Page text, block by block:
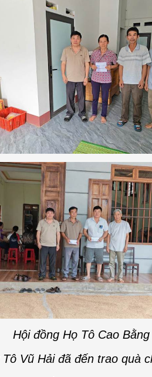
Hội đồng Họ Tô Cao Bằng
Vũ Hải đã đến trao quà